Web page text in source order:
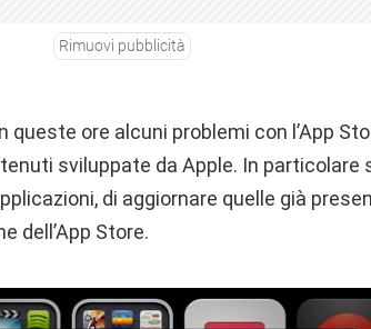
Rimuovi pubblicità
ore alcuni problemi con l’App
sviluppate da Apple. In particolare
di aggiornare quelle già
dell’App Store.